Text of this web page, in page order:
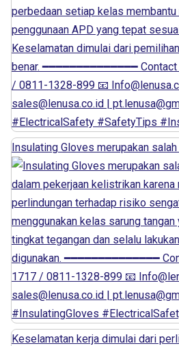
Insulating Gloves merupakan
Keselamatan kerja dimulai dari